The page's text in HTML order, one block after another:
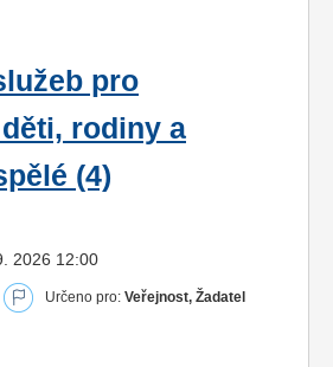
pro
rodiny a
(4)
2026 12:00
Určeno pro: Veřejnost, Žadatel